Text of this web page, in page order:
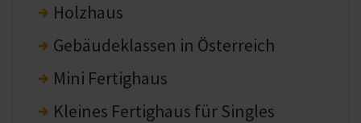
Holzhaus
Gebäudeklassen in Österreich
Mini Fertighaus
Kleines Fertighaus für Singles